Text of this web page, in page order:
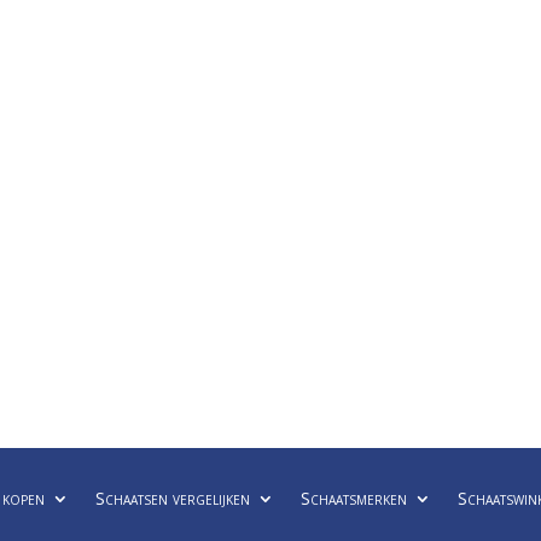
Schaatsen vergelijken Schaatsmerken